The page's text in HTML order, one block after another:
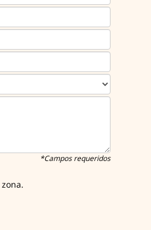
*Campos requeridos